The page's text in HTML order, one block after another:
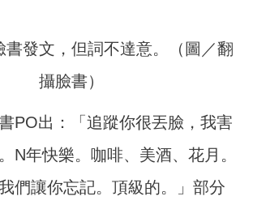
發文，但詞不達意。（圖／翻
攝臉書）
PO出：「追蹤你很丟臉，我害
N年快樂。咖啡、美酒、花月。
們讓你忘記。頂級的。」部分